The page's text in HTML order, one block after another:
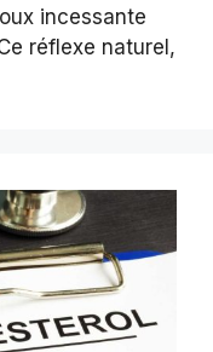
incessante
réflexe naturel,